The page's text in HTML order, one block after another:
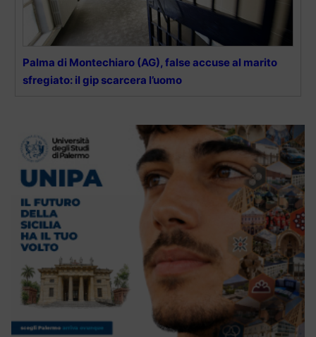
Palma di Montechiaro (AG), false accuse al marito
sfregiato: il gip scarcera l’uomo